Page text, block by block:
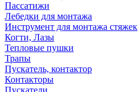
Пассатижи
Лебедки для монтажа
Инструмент для монтажа стяжек
Когти, Лазы
Тепловые пушки
Трапы
Пускатель, контактор
Контакторы
Пускатели